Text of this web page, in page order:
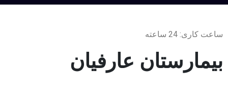
ساعت کاری: 24 ساعته
بیمارستان عارفیان